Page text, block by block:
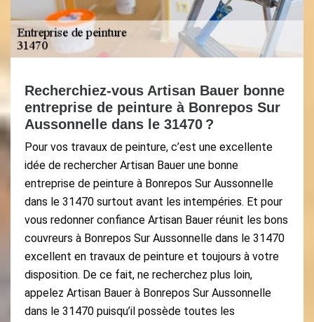
Recherchiez-vous Artisan Bauer bonne
entreprise de peinture à Bonrepos Sur
Aussonnelle dans le 31470 ?
Pour vos travaux de peinture, c’est une excellente
idée de rechercher Artisan Bauer une bonne
entreprise de peinture à Bonrepos Sur Aussonnelle
dans le 31470 surtout avant les intempéries. Et pour
vous redonner confiance Artisan Bauer réunit les bons
couvreurs à Bonrepos Sur Aussonnelle dans le 31470
excellent en travaux de peinture et toujours à votre
disposition. De ce fait, ne recherchez plus loin,
appelez Artisan Bauer à Bonrepos Sur Aussonnelle
dans le 31470 puisqu’il possède toutes les